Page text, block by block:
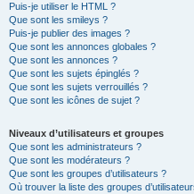
Puis-je utiliser le HTML ?
Que sont les smileys ?
Puis-je publier des images ?
Que sont les annonces globales ?
Que sont les annonces ?
Que sont les sujets épinglés ?
Que sont les sujets verrouillés ?
Que sont les icônes de sujet ?
Niveaux d’utilisateurs et groupes
Que sont les administrateurs ?
Que sont les modérateurs ?
Que sont les groupes d’utilisateurs ?
Où trouver la liste des groupes